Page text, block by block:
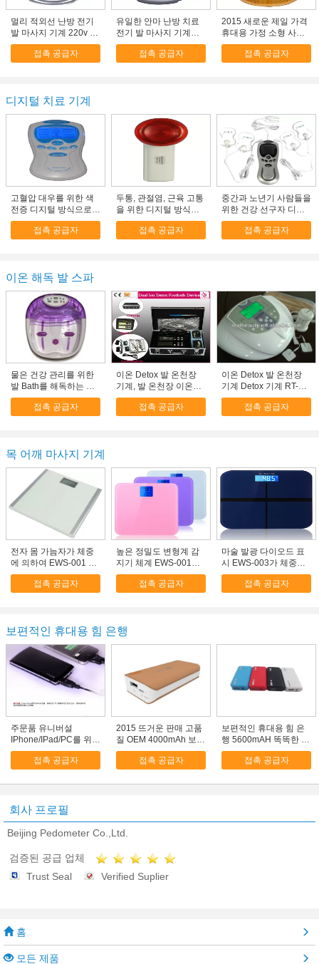
멀리 적외선 난방 전기
발 마사지 기계 220v -
240v는 혈액 순환을 승
진시킵니다접촉 공급자
유일한 안마 난방 치료
전기 발 마사지 기계는
혈액 순환을 승진시킵니
접촉 공급자
2015 새로운 제일 가격
휴대용 가정 소형 사우
나 먼 적외선 발 사우나
발 마사지 기계, Detox
접촉 공급자
디지털 치료 기계
고혈압 대우를 위한 색
전증 디지털 방식으로
치료 기계를 막기
접촉 공급자
두통, 관절염, 근육 고통
을 위한 디지털 방식으
로 치료 기계
접촉 공급자
중간과 노년기 사람들을
위한 건강 선구자 디지
털 방식으로 치료 기계
접촉 공급자
이온 해독 발 스파
물은 건강 관리를 위한
발 Bath를 해독하는 이
온 Detox 발 온천장을
정화합니다접촉 공급자
이온 Detox 발 온천장
기계, 발 온천장 이온
Detox 기계
접촉 공급자
이온 Detox 발 온천장
기계 Detox 기계 RT-
B01
접촉 공급자
목 어깨 마사지 기계
전자 몸 가늠자가 체중
에 의하여 EWS-001 오
릅니다
접촉 공급자
높은 정밀도 변형계 감
지기 체계 EWS-001를
가진 체중 가늠자
접촉 공급자
마술 발광 다이오드 표
시 EWS-003가 체중에
의하여 오릅니다
접촉 공급자
보편적인 휴대용 힘 은행
주문품 유니버설
IPhone/IPad/PC를 위한
보편적인 휴대용 힘 은
접촉 공급자
2015 뜨거운 판매 고품
질 OEM 4000mAh 보편
적인 휴대용 힘 은행
접촉 공급자
보편적인 휴대용 힘 은
행 5600mAH 똑똑한 제
일 힘 은행
접촉 공급자
회사 프로필
Beijing Pedometer Co.,Ltd.
검증된 공급 업체
Trust Seal
Verified Suplier
홈
모든 제품